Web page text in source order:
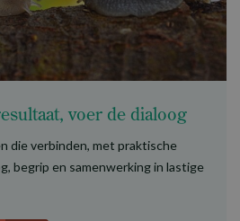
voer de dialoog
die verbinden, met praktische
begrip en samenwerking in lastige